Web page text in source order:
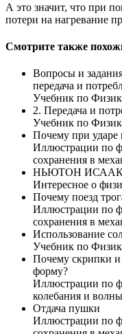
А это значит, что при
потери на нагревание
Смотрите также
Вопросы и
передача и
Учебник по
2. Передача и
Учебник по
Почему при ударе
Иллюстрации по
сохранения в
НЬЮТОН
Интересное о
Почему поезд
Иллюстрации по
сохранения в
Использование
Учебник по
Почему скрипки
форму?
Иллюстрации по
колебания и волны
Отдача пушки
Иллюстрации по